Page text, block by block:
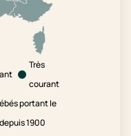
Très
courant
portant le
1900